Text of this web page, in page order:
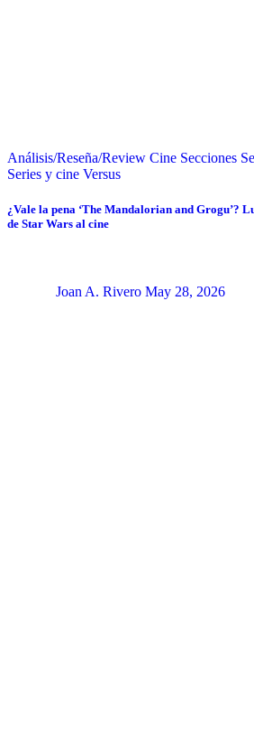
Análisis/Reseña/Review Cine Secciones
Series y cine Versus
¿Vale la pena ‘The Mandalorian and Grogu’?
de Star Wars al cine
Joan A. Rivero May 28, 2026